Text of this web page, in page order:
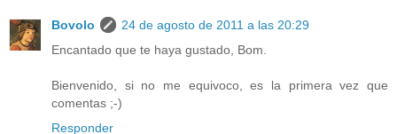
Bovolo
24 de agosto de 2011 a las 20:29
Encantado que te haya gustado, Bom.
Bienvenido, si no me equivoco, es la primera vez que
comentas ;-)
Responder